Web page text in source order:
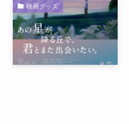
映画グッズ